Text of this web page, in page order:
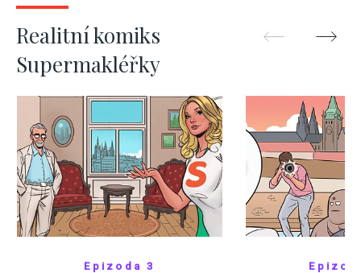
Realitní komiks
Supermakléřky
Epizoda 3